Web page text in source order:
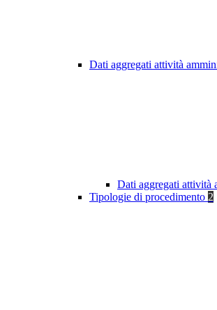
Dati aggregati attività
Dati aggregati attività
Tipologie di procedimento 2